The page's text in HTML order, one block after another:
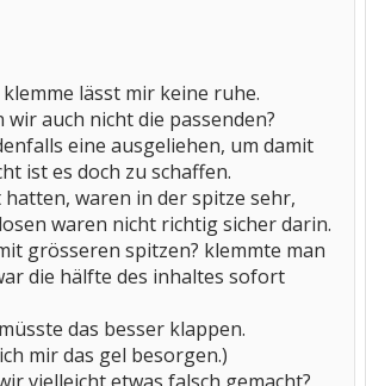
lässt mir keine ruhe.
auch nicht die passenden?
eine ausgeliehen, um damit
ist es doch zu schaffen.
waren in der spitze sehr,
waren nicht richtig sicher darin.
grösseren spitzen? klemmte man
die hälfte des inhaltes sofort
das besser klappen.
mir das gel besorgen.)